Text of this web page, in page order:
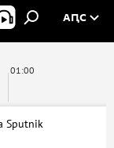
АԤС
01:00
Sputnik